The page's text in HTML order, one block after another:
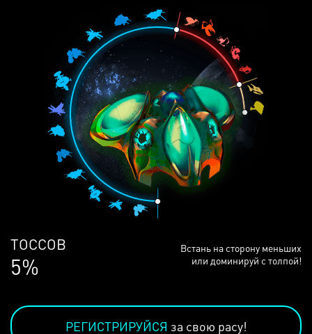
ЛЮДЕЙ
68%
Встань на сторону меньших
или доминируй с толпой!
РЕГИСТРИРУЙСЯ за свою расу!